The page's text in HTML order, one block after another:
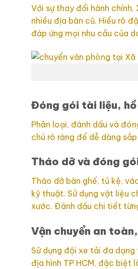
Với sự thay đổi hành chính,
nhiều địa bàn cũ. Hiểu rõ
đáp ứng mọi nhu cầu của
Đóng gói tài liệu, hồ
Phân loại, đánh dấu và
chú rõ ràng để dễ dàng
Tháo dỡ và đóng
Tháo dỡ bàn ghế, tủ kệ,
kỹ thuật. Sử dụng vật liệu
xước. Đánh dấu chi tiết
Vận chuyển an
Sử dụng đội xe tải đa
địa hình TP.HCM, đặc biệt